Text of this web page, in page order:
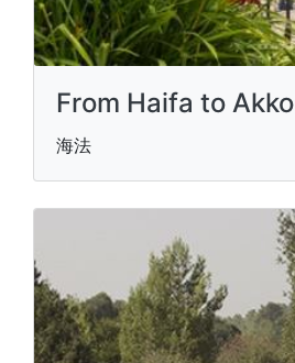
From Haifa to Akko
海法